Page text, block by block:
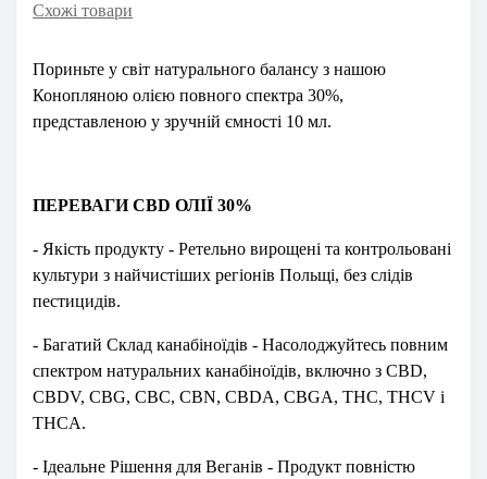
Схожі товари
Пориньте у світ натурального балансу з нашою
Конопляною олією повного спектра 30%,
представленою у зручній ємності 10 мл.
ПЕРЕВАГИ CBD ОЛІЇ 30%
- Якість продукту - Ретельно вирощені та контрольовані
культури з найчистіших регіонів Польщі, без слідів
пестицидів.
- Багатий Склад канабіноїдів - Насолоджуйтесь повним
спектром натуральних канабіноїдів, включно з CBD,
CBDV, CBG, CBC, CBN, CBDA, CBGA, THC, THCV і
THCA.
- Ідеальне Рішення для Веганів - Продукт повністю